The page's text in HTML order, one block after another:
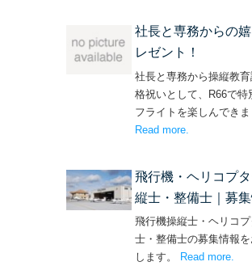
社長と専務からの
レゼント！
社長と専務から操縦教
格祝いとして、R66で特
フライトを楽しんできま
Read more
飛行機・ヘリコプ
縦士・整備士｜募
飛行機操縦士・ヘリコ
士・整備士の募集情報
します。
Read more– ‘
.